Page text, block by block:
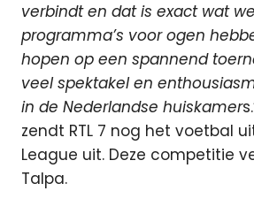
verbindt en dat is exact wat
programma’s voor ogen
hopen op een spannend
veel spektakel en
in de Nederlandse huiskamer
zendt RTL 7 nog het voetbal
League uit. Deze competitie
Talpa.